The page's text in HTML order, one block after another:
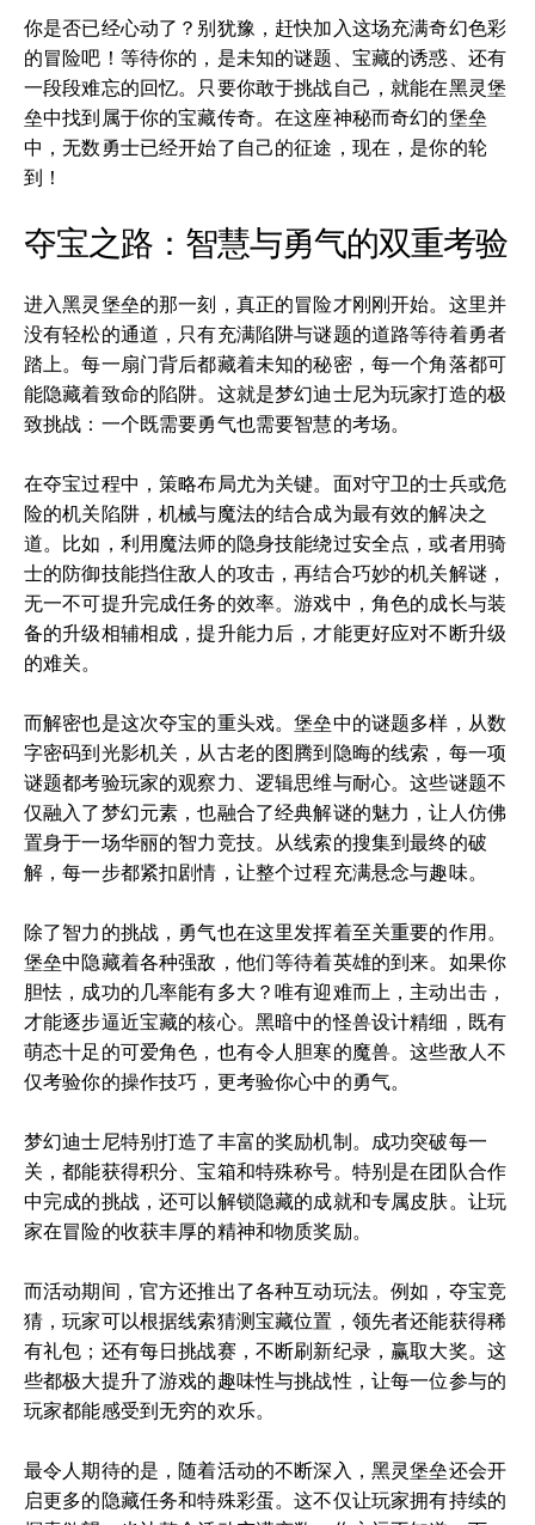
你是否已经心动了？别犹豫，赶快加入这场充满奇幻色彩
的冒险吧！等待你的，是未知的谜题、宝藏的诱惑、还有
一段段难忘的回忆。只要你敢于挑战自己，就能在黑灵堡
垒中找到属于你的宝藏传奇。在这座神秘而奇幻的堡垒
中，无数勇士已经开始了自己的征途，现在，是你的轮
到！
夺宝之路：智慧与勇气的双重考验
进入黑灵堡垒的那一刻，真正的冒险才刚刚开始。这里并
没有轻松的通道，只有充满陷阱与谜题的道路等待着勇者
踏上。每一扇门背后都藏着未知的秘密，每一个角落都可
能隐藏着致命的陷阱。这就是梦幻迪士尼为玩家打造的极
致挑战：一个既需要勇气也需要智慧的考场。
在夺宝过程中，策略布局尤为关键。面对守卫的士兵或危
险的机关陷阱，机械与魔法的结合成为最有效的解决之
道。比如，利用魔法师的隐身技能绕过安全点，或者用骑
士的防御技能挡住敌人的攻击，再结合巧妙的机关解谜，
无一不可提升完成任务的效率。游戏中，角色的成长与装
备的升级相辅相成，提升能力后，才能更好应对不断升级
的难关。
而解密也是这次夺宝的重头戏。堡垒中的谜题多样，从数
字密码到光影机关，从古老的图腾到隐晦的线索，每一项
谜题都考验玩家的观察力、逻辑思维与耐心。这些谜题不
仅融入了梦幻元素，也融合了经典解谜的魅力，让人仿佛
置身于一场华丽的智力竞技。从线索的搜集到最终的破
解，每一步都紧扣剧情，让整个过程充满悬念与趣味。
除了智力的挑战，勇气也在这里发挥着至关重要的作用。
堡垒中隐藏着各种强敌，他们等待着英雄的到来。如果你
胆怯，成功的几率能有多大？唯有迎难而上，主动出击，
才能逐步逼近宝藏的核心。黑暗中的怪兽设计精细，既有
萌态十足的可爱角色，也有令人胆寒的魔兽。这些敌人不
仅考验你的操作技巧，更考验你心中的勇气。
梦幻迪士尼特别打造了丰富的奖励机制。成功突破每一
关，都能获得积分、宝箱和特殊称号。特别是在团队合作
中完成的挑战，还可以解锁隐藏的成就和专属皮肤。让玩
家在冒险的收获丰厚的精神和物质奖励。
而活动期间，官方还推出了各种互动玩法。例如，夺宝竞
猜，玩家可以根据线索猜测宝藏位置，领先者还能获得稀
有礼包；还有每日挑战赛，不断刷新纪录，赢取大奖。这
些都极大提升了游戏的趣味性与挑战性，让每一位参与的
玩家都能感受到无穷的欢乐。
最令人期待的是，随着活动的不断深入，黑灵堡垒还会开
启更多的隐藏任务和特殊彩蛋。这不仅让玩家拥有持续的